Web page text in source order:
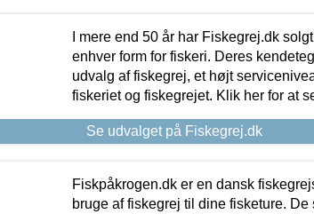
I mere end 50 år har Fiskegrej.dk
enhver form for fiskeri. Deres
udvalg af fiskegrej, et højt
fiskeriet og fiskegrejet. Klik her for at
Se udvalget på Fiskegrej.dk
Fiskpåkrogen.dk er en dansk
bruge af fiskegrej til dine fisketure.